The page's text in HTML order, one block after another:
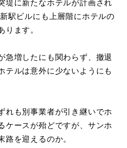
堤に新たなホテルが計画され
駅ビルにも上層階にホテルの
ります。
急増したにも関わらず、撤退
テルは意外に少ないようにも
れも別事業者が引き継いでホ
ケースが殆どですが、サンホ
路を迎えるのか。